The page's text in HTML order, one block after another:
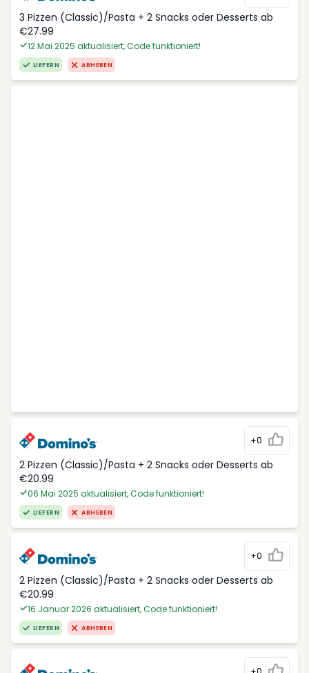
3 Pizzen (Classic)/Pasta + 2 Snacks oder Desserts ab
€27.99
12 Mai 2025 aktualisiert, Code funktioniert!
LIEFERN ABHEBEN
+0
2 Pizzen (Classic)/Pasta + 2 Snacks oder Desserts ab
€20.99
06 Mai 2025 aktualisiert, Code funktioniert!
LIEFERN ABHEBEN
+0
2 Pizzen (Classic)/Pasta + 2 Snacks oder Desserts ab
€20.99
16 Januar 2026 aktualisiert, Code funktioniert!
LIEFERN ABHEBEN